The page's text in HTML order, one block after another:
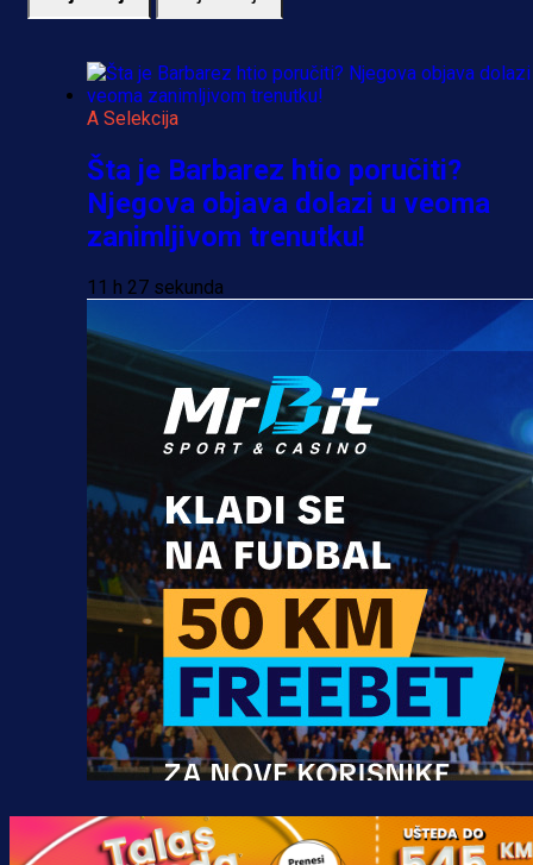
A Selekcija
Šta je Barbarez htio poručiti?
Njegova objava dolazi u veoma
zanimljivom trenutku!
11 h 27 sekunda